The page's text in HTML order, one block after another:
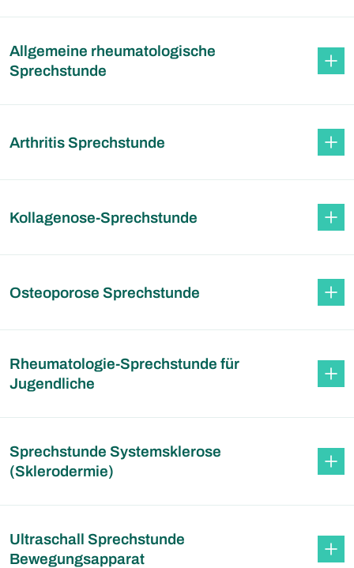
Allgemeine rheumatologische
Sprechstunde
Arthritis Sprechstunde
Kollagenose-Sprechstunde
Osteoporose Sprechstunde
Rheumatologie-Sprechstunde für
Jugendliche
Sprechstunde Systemsklerose
(Sklerodermie)
Ultraschall Sprechstunde
Bewegungsapparat